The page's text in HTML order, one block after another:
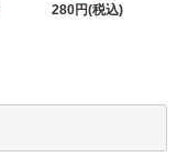
280円(税込)